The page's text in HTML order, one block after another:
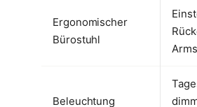
Ergonomischer
Bürostuhl
Beleuchtung